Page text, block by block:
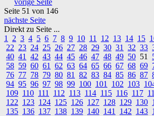
Seite 51 von 146
nächste Seite
Direkt zu Seite ...
1
2 3 4 5 6 7 8 9 10 11 12 13 14 15
22 23 24 25 26 27 28 29 30 31 32 33
40 41 42 43 44 45 46 47 48 49 50 51
58 59 60 61 62 63 64 65 66 67 68 69
76 77 78 79 80 81 82 83 84 85 86 87
94 95 96 97 98 99 100 101 102 103
109 110 111 112 113 114 115 116 117
122 123 124 125 126 127 128 129 130
135 136 137 138 139 140 141 142 143